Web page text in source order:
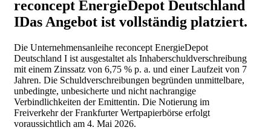
reconcept EnergieDepot Deutschland
IDas Angebot ist vollständig platziert.
Die Unternehmensanleihe reconcept EnergieDepot
Deutschland I ist ausgestaltet als Inhaberschuldverschreibung
mit einem Zinssatz von 6,75 % p. a. und einer Laufzeit von 7
Jahren. Die Schuldverschreibungen begründen unmittelbare,
unbedingte, unbesicherte und nicht nachrangige
Verbindlichkeiten der Emittentin. Die Notierung im
Freiverkehr der Frankfurter Wertpapierbörse erfolgt
voraussichtlich am 4. Mai 2026.